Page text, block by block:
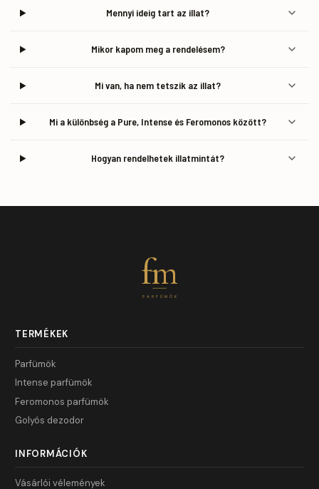
Mennyi ideig tart az illat?
Mikor kapom meg a rendelésem?
Mi van, ha nem tetszik az illat?
Mi a különbség a Pure, Intense és Feromonos között?
Hogyan rendelhetek illatmintát?
fm
PARFÜMÖK
TERMÉKEK
Parfümök
Intense parfümök
Feromonos parfümök
Golyós dezodor
INFORMÁCIÓK
Vásárlói vélemények